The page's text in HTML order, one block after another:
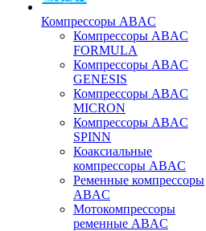
Компрессоры ABAC
Компрессоры ABAC
FORMULA
Компрессоры ABAC
GENESIS
Компрессоры ABAC
MICRON
Компрессоры ABAC
SPINN
Коаксиальные
компрессоры ABAC
Ременные компрессоры
ABAC
Мотокомпрессоры
ременные ABAC